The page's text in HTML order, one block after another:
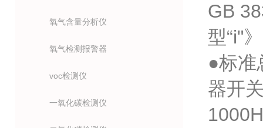
氧气含量分析仪
氧气检测报警器
voc检测仪
一氧化碳检测仪
GB
型“i"》
●标准
器开